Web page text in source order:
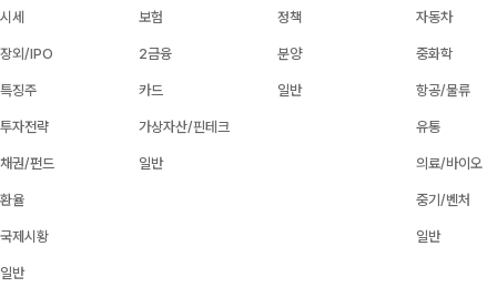
시세
장외/IPO
특징주
투자전략
채권/펀드
환율
국제시황
일반
보험
2금융
카드
가상자산/핀테크
일반
정책
분양
일반
자동차
중화학
항공/물류
유통
의료/바이오
중기/벤처
일반